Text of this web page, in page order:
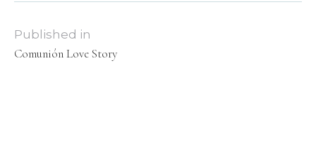
Published in
Comunión Love Story